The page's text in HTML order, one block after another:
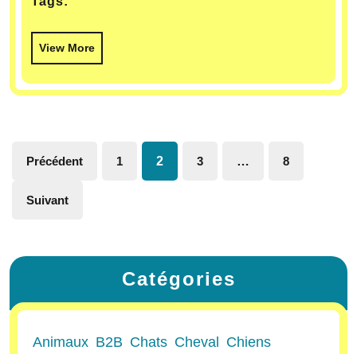
View More
Précédent 1 2 3 … 8
Suivant
Catégories
Animaux B2B Chats Cheval Chiens